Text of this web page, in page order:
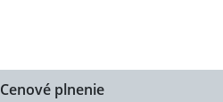
Cenové plnenie